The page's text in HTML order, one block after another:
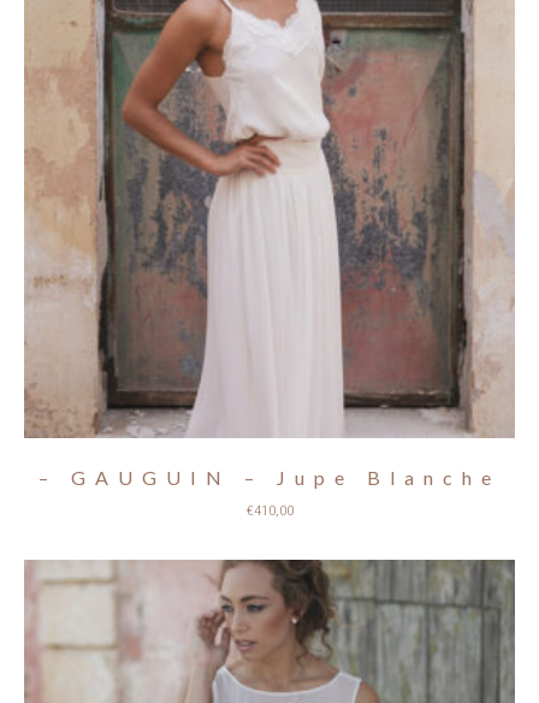
– GAUGUIN – Jupe Blanche
€410,00